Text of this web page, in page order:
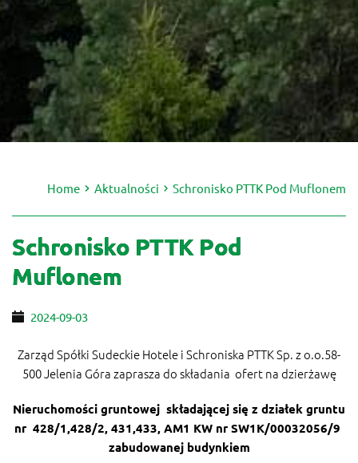
Home Aktualności Schronisko PTTK Pod Muflonem
Schronisko PTTK Pod
Muflonem
2024-09-03
Zarząd Spółki Sudeckie Hotele i Schroniska PTTK Sp. z o.o.58-
500 Jelenia Góra zaprasza do składania ofert na dzierżawę
Nieruchomości gruntowej składającej się z działek gruntu
nr 428/1,428/2, 431,433, AM1 KW nr SW1K/00032056/9
zabudowanej budynkiem